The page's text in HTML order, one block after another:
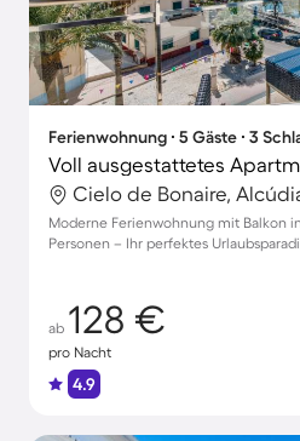
Ferienwohnung ∙ 5 Gäste ∙ 3
Cielo de Bonaire,
Moderne Ferienwohnung mit Balkon
Personen – Ihr perfektes
ab 128 €
pro Nacht
4.9